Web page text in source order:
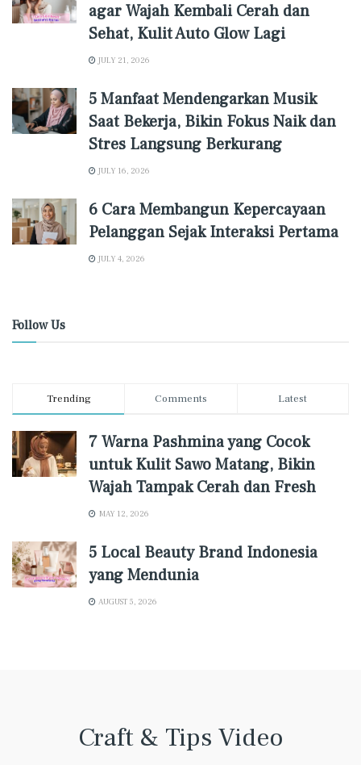
agar Wajah Kembali Cerah dan
Sehat, Kulit Auto Glow Lagi
JULY 21, 2026
5 Manfaat Mendengarkan Musik
Saat Bekerja, Bikin Fokus Naik dan
Stres Langsung Berkurang
JULY 16, 2026
6 Cara Membangun Kepercayaan
Pelanggan Sejak Interaksi Pertama
JULY 4, 2026
Follow Us
Trending Comments Latest
7 Warna Pashmina yang Cocok
untuk Kulit Sawo Matang, Bikin
Wajah Tampak Cerah dan Fresh
MAY 12, 2026
5 Local Beauty Brand Indonesia
yang Mendunia
AUGUST 5, 2026
Craft & Tips Video